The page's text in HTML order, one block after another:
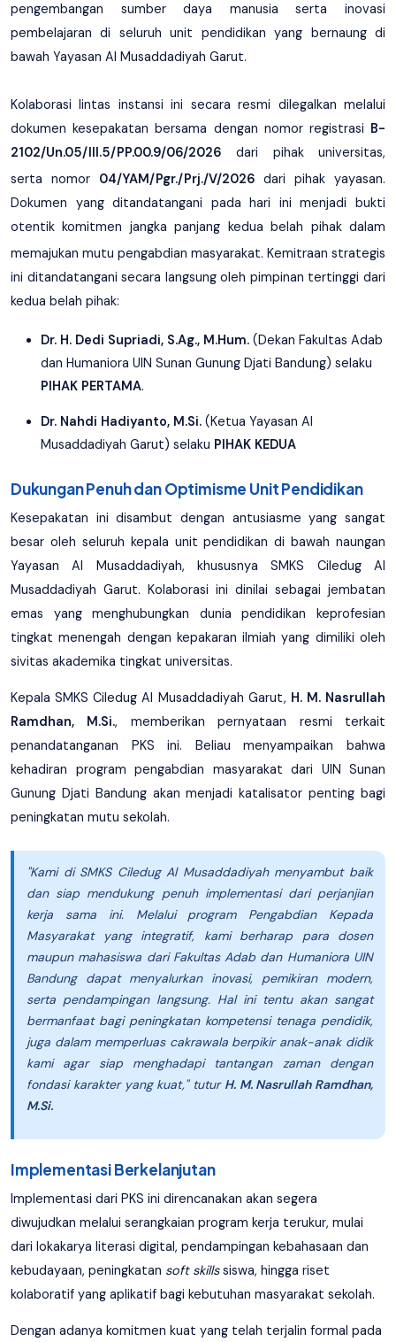
pengembangan sumber daya manusia serta inovasi
pembelajaran di seluruh unit pendidikan yang bernaung di
bawah Yayasan Al Musaddadiyah Garut.
Kolaborasi lintas instansi ini secara resmi dilegalkan melalui
dokumen kesepakatan bersama dengan nomor registrasi B-
2102/Un.05/III.5/PP.00.9/06/2026 dari pihak universitas,
serta nomor 04/YAM/Pgr./Prj./V/2026 dari pihak yayasan.
Dokumen yang ditandatangani pada hari ini menjadi bukti
otentik komitmen jangka panjang kedua belah pihak dalam
memajukan mutu pengabdian masyarakat. Kemitraan strategis
ini ditandatangani secara langsung oleh pimpinan tertinggi dari
kedua belah pihak:
Dr. H. Dedi Supriadi, S.Ag., M.Hum. (Dekan Fakultas Adab
dan Humaniora UIN Sunan Gunung Djati Bandung) selaku
PIHAK PERTAMA.
Dr. Nahdi Hadiyanto, M.Si. (Ketua Yayasan Al
Musaddadiyah Garut) selaku PIHAK KEDUA
Dukungan Penuh dan Optimisme Unit Pendidikan
Kesepakatan ini disambut dengan antusiasme yang sangat
besar oleh seluruh kepala unit pendidikan di bawah naungan
Yayasan Al Musaddadiyah, khususnya SMKS Ciledug Al
Musaddadiyah Garut. Kolaborasi ini dinilai sebagai jembatan
emas yang menghubungkan dunia pendidikan keprofesian
tingkat menengah dengan kepakaran ilmiah yang dimiliki oleh
sivitas akademika tingkat universitas.
Kepala SMKS Ciledug Al Musaddadiyah Garut, H. M. Nasrullah
Ramdhan, M.Si., memberikan pernyataan resmi terkait
penandatanganan PKS ini. Beliau menyampaikan bahwa
kehadiran program pengabdian masyarakat dari UIN Sunan
Gunung Djati Bandung akan menjadi katalisator penting bagi
peningkatan mutu sekolah.
"Kami di SMKS Ciledug Al Musaddadiyah menyambut baik
dan siap mendukung penuh implementasi dari perjanjian
kerja sama ini. Melalui program Pengabdian Kepada
Masyarakat yang integratif, kami berharap para dosen
maupun mahasiswa dari Fakultas Adab dan Humaniora UIN
Bandung dapat menyalurkan inovasi, pemikiran modern,
serta pendampingan langsung. Hal ini tentu akan sangat
bermanfaat bagi peningkatan kompetensi tenaga pendidik,
juga dalam memperluas cakrawala berpikir anak-anak didik
kami agar siap menghadapi tantangan zaman dengan
fondasi karakter yang kuat,"tutur H. M. Nasrullah Ramdhan,
M.Si.
Implementasi Berkelanjutan
Implementasi dari PKS ini direncanakan akan segera
diwujudkan melalui serangkaian program kerja terukur, mulai
dari lokakarya literasi digital, pendampingan kebahasaan dan
kebudayaan, peningkatan soft skillssiswa, hingga riset
kolaboratif yang aplikatif bagi kebutuhan masyarakat sekolah.
Dengan adanya komitmen kuat yang telah terjalin formal pada